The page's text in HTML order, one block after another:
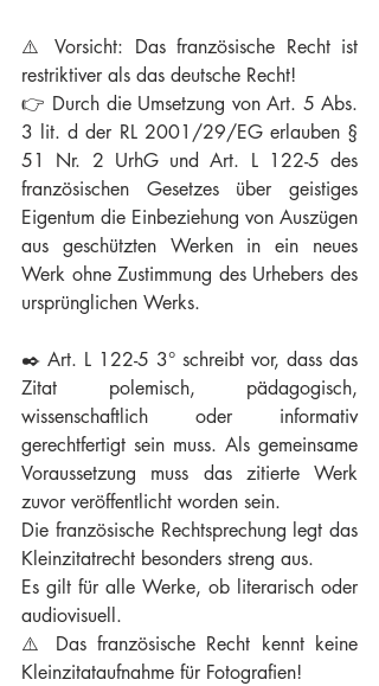
⚠️ Vorsicht: Das französische Recht ist
restriktiver als das deutsche Recht!
👉 Durch die Umsetzung von Art. 5 Abs.
3 lit. d der RL 2001/29/EG erlauben §
51 Nr. 2 UrhG und Art. L 122-5 des
französischen Gesetzes über geistiges
Eigentum die Einbeziehung von Auszügen
aus geschützten Werken in ein neues
Werk ohne Zustimmung des Urhebers des
ursprünglichen Werks.
✒️ Art. L 122-5 3° schreibt vor, dass das
Zitat polemisch, pädagogisch,
wissenschaftlich oder informativ
gerechtfertigt sein muss. Als gemeinsame
Voraussetzung muss das zitierte Werk
zuvor veröffentlicht worden sein.
Die französische Rechtsprechung legt das
Kleinzitatrecht besonders streng aus.
Es gilt für alle Werke, ob literarisch oder
audiovisuell.
⚠️ Das französische Recht kennt keine
Kleinzitataufnahme für Fotografien!